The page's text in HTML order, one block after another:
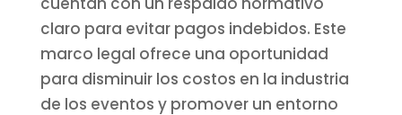
claro para evitar pagos indebidos. Este
marco legal ofrece una oportunidad
para disminuir los costos en la industria
de los eventos y promover un entorno